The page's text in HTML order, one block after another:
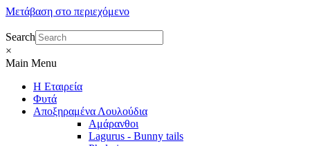
Μετάβαση στο περιεχόμενο
Search
×
Main Menu
Η Εταιρεία
Φυτά
Αποξηραμένα Λουλούδια
Αμάρανθοι
Lagurus - Bunny tails